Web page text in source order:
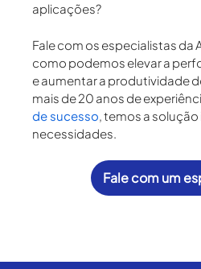
aplicações?
Fale com os especialistas da
como podemos elevar a
e aumentar a produtividade
mais de 20 anos de
de sucesso , temos a
necessidades.
Fale com um